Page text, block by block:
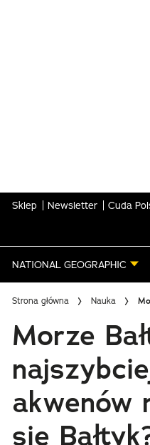
Sklep Newsletter Cuda
NATIONAL GEOGRAPHIC
Strona główna Nauka
Morze
akwenów
się